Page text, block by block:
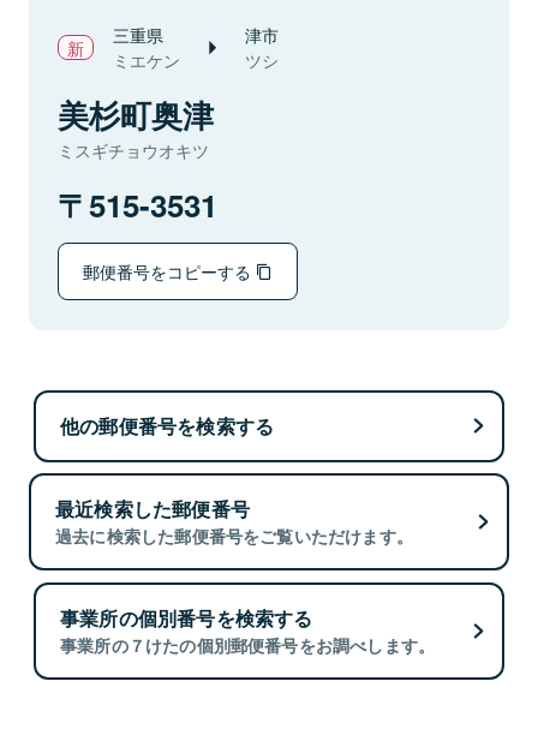
三重県
ミエケン
津市
ツシ
美杉町奥津
ミスギチョウオキツ
515-3531
郵便番号をコピーする
他の郵便番号を検索する
最近検索した郵便番号
過去に検索した郵便番号をご覧いただけます。
事業所の個別番号を検索する
事業所の７けたの個別郵便番号をお調べします。